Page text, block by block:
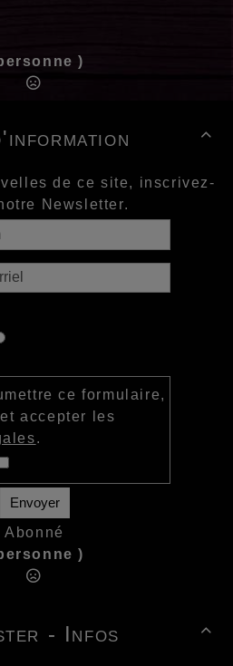
)

de ce site, inscrivez-
Newsletter.
ce formulaire,
accepter les
.
Envoyer
Abonné
)

- Infos